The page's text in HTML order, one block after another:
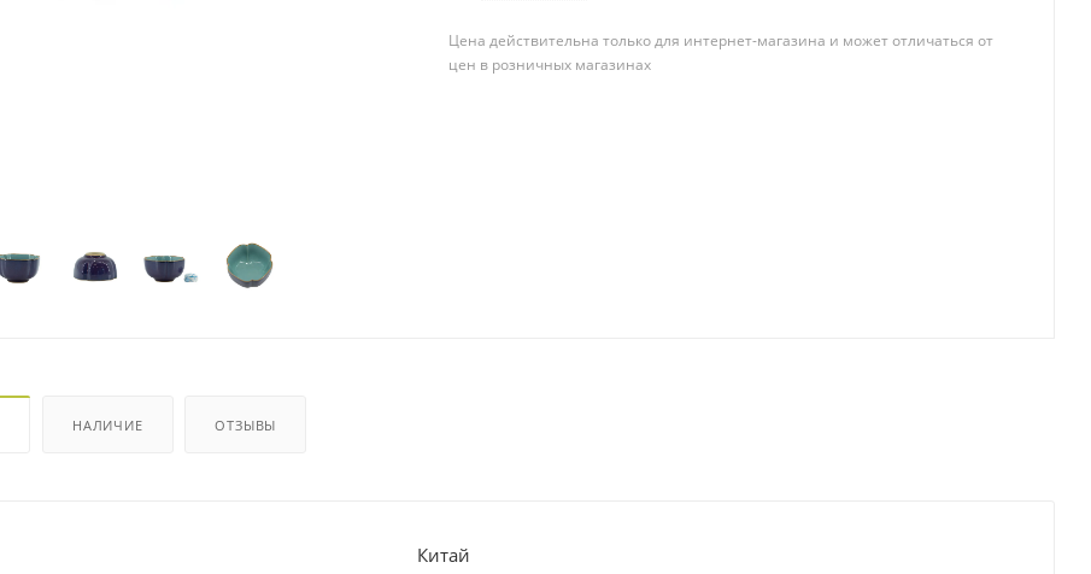
Цена действительна только для интернет-магазина и может отличаться от
цен в розничных магазинах
НАЛИЧИЕ ОТЗЫВЫ
Китай